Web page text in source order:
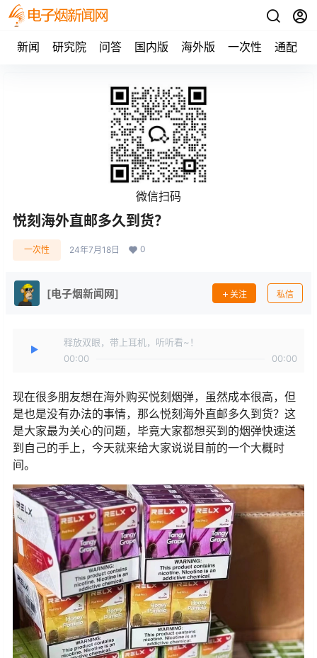
新闻 研究院 问答 国内版 海外版 一次性 通配
微信扫码
悦刻海外直邮多久到货？
一次性 24年7月18日 0
[电子烟新闻网] 关注 私信
释放双眼，带上耳机，听听看~！
00:00
00:00
现在很多朋友想在海外购买悦刻烟弹，虽然成本很高，但
是也是没有办法的事情，那么悦刻海外直邮多久到货？这
是大家最为关心的问题，毕竟大家都想买到的烟弹快速送
到自己的手上，今天就来给大家说说目前的一个大概时
间。